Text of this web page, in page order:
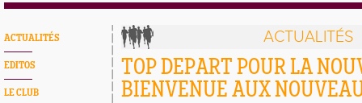
ACTUALITÉS
EDITOS
LE CLUB
ACTUALITÉS
TOP DEPART POUR LA
BIENVENUE AUX